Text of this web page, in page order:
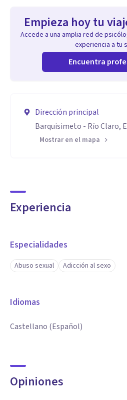
Empieza hoy tu
Accede a una amplia red de
experiencia a tu
Encuentra
Dirección principal
Barquisimeto - Río Claro,
Mostrar en el mapa
Experiencia
Especialidades
Abuso sexual Adicción al sexo
Idiomas
Castellano (Español)
Opiniones